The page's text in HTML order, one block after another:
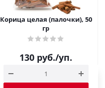
Корица целая (палочки), 50
гр
130 руб./уп.